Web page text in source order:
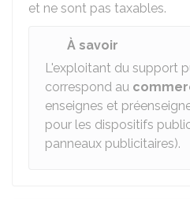
et ne sont pas taxables.
À savoir
L'exploitant du support
correspond au
enseignes et
pour les dispositifs
panneaux publicitaires).